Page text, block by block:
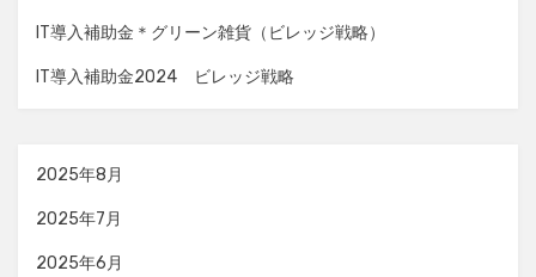
IT導入補助金＊グリーン雑貨（ビレッジ戦略）
IT導入補助金2024 ビレッジ戦略
2025年8月
2025年7月
2025年6月